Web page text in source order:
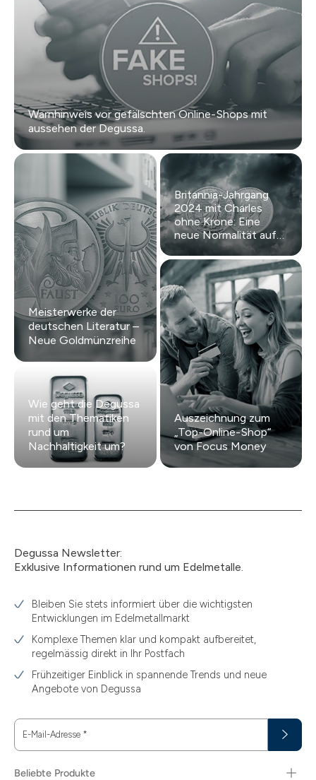
Warnhinweis vor gefälschten Online-Shops mit
aussehen der Degussa.
Meisterwerke der
deutschen Literatur –
Neue Goldmünzreihe
Britannia-Jahrgang
2024 mit Charles
ohne Krone: Eine
neue Normalität auf
Goldmünzen.
Auszeichnung zum
„Top-Online-Shop“
von Focus Money
Wie geht die Degussa
mit den Thematiken
rund um
Nachhaltigkeit um?
Degussa Newsletter:
Exklusive Informationen rund um Edelmetalle.
Bleiben Sie stets informiert über die wichtigsten
Entwicklungen im Edelmetallmarkt
Komplexe Themen klar und kompakt aufbereitet,
regelmässig direkt in Ihr Postfach
Frühzeitiger Einblick in spannende Trends und neue
Angebote von Degussa
E-Mail-Adresse *
Beliebte Produkte